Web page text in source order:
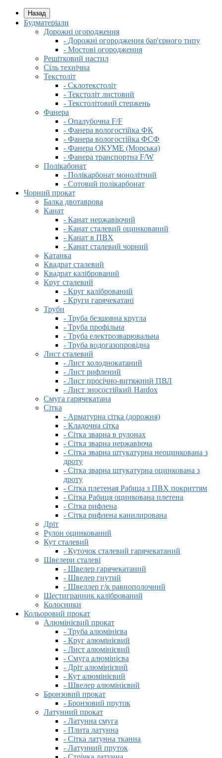
Назад
Будматеріали
Дорожні огородження
- Дорожні огородження бар'єрного типу
- Мостові огородження
Решітковий настил
Сіль технічна
Текстоліт
- Склотекстоліт
- Текстоліт листовий
- Текстолітовий стержень
Фанера
- Опалубочна F/F
- Фанера вологостійка ФК
- Фанера вологостійка ФСФ
- Фанера ОКУМЕ (Морська)
- Фанера транспортна F/W
Полікабонат
- Полікарбонат монолітний
- Сотовий полікарбонат
Чорний прокат
Балка двотаврова
Канат
- Канат нержавіючий
- Канат сталевий оцинкований
- Канат в ПВХ
- Канат сталевий чорний
Катанка
Квадрат сталевий
Квадрат калібрований
Круг сталевий
- Круг калібрований
- Круги гарячекатані
Труби
- Труба безшовна кругла
- Труба профільна
- Труба електрозварювальна
- Труба водогазопровідна
Лист сталевий
- Лист холоднокатаний
- Лист рифлений
- Лист просічно-витяжний ПВЛ
- Лист зносостійкий Hardox
Смуга гарячекатана
Сітка
- Арматурна сітка (дорожня)
- Кладочна сітка
- Сітка зварна в рулонах
- Сітка зварна нержавіюча
- Сітка зварна штукатурна неоцинкована з
дроту
- Сітка зварна штукатурна оцинкована з
дроту
- Сітка плетеная Рабица з ПВХ покриттям
- Сітка Рабиця оцинкована плетена
- Сітка рифлена
- Сітка рифлена канилирована
Дріт
Рулон оцинкований
Кут сталевий
- Куточок сталевий гарячекатаний
Швелери сталеві
- Швелер гарячекатаний
- Швелер гнутий
- Швеллер г/к равнополочний
Шестигранник калібрований
Колосники
Кольоровий прокат
Алюмінієвий прокат
- Труба алюмінієва
- Круг алюмінієвий
- Лист алюмінієвий
- Смуга алюмінієва
- Дріт алюмінієвий
- Кут алюмінієвий
- Швелер алюмінієвий
Бронзовий прокат
- Бронзовий пруток
Латунний прокат
- Латунна смуга
- Плита латунна
- Сітка латунна тканна
- Латунний пруток